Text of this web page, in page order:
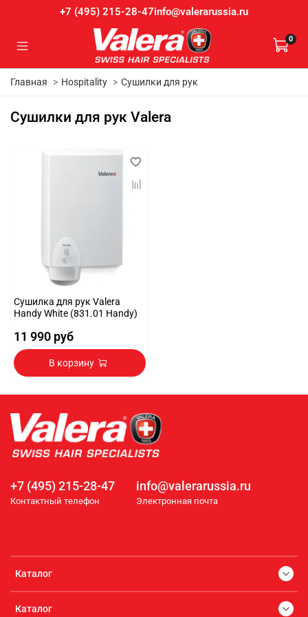
+7 (495) 215-28-47info@valerarussia.ru
0
Главная Hospitality Сушилки для рук
Сушилки для рук Valera
Сушилка для рук Valera
Handy White (831.01 Handy)
11 990 руб
В корзину
Каталог
Каталог
+7 (495) 215-28-47
Контактный телефон
info@valerarussia.ru
Электронная почта